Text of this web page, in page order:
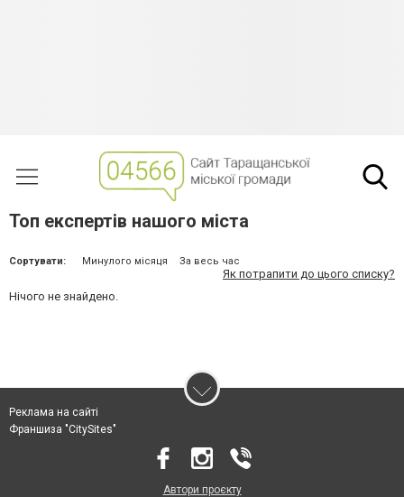
Топ експертів нашого міста
Сортувати: Минулого місяця За весь час
Як потрапити до цього списку?
Нічого не знайдено.
Реклама на сайті
Франшиза "CitySites"
Автори проєкту